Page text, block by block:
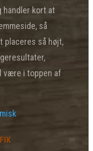
handler kort at
så
placeres så højt,
være i toppen af